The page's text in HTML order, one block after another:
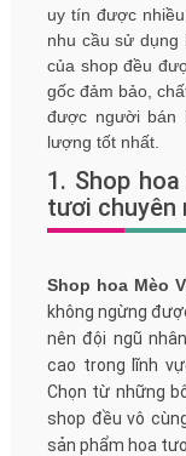
uy tín được
nhu cầu sử
của shop đều
gốc đảm bảo,
được người bán
lượng tốt nhất.
1. Shop
tươi chuyên
Shop hoa Mèo
không ngừng
nên đội ngũ
cao trong lĩnh
Chọn từ những
shop đều vô
sản phẩm hoa